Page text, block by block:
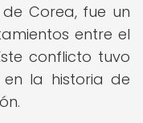
Corea, fue un
entre el
conflicto tuvo
en la historia de